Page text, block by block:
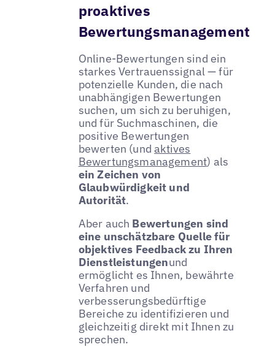
proaktives
Bewertungsmanagement
Online-Bewertungen sind ein
starkes Vertrauenssignal — für
potenzielle Kunden, die nach
unabhängigen Bewertungen
suchen, um sich zu beruhigen,
und für Suchmaschinen, die
positive Bewertungen
bewerten (undaktives
Bewertungsmanagement) als
ein Zeichen von
Glaubwürdigkeit und
Autorität.
Aber auch Bewertungen sind
eine unschätzbare Quelle für
objektives Feedback zu Ihren
Dienstleistungenund
ermöglicht es Ihnen, bewährte
Verfahren und
verbesserungsbedürftige
Bereiche zu identifizieren und
gleichzeitig direkt mit Ihnen zu
sprechen.